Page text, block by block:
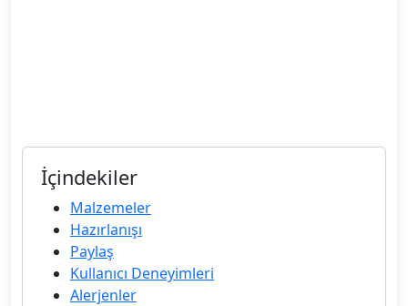
İçindekiler
Malzemeler
Hazırlanışı
Paylaş
Kullanıcı Deneyimleri
Alerjenler